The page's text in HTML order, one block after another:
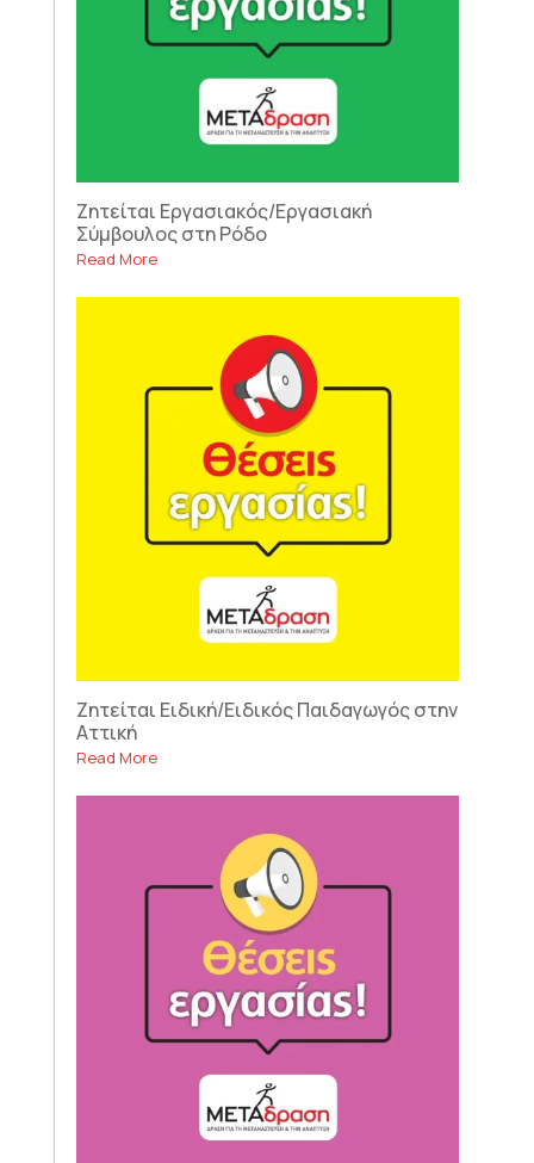
Ζητείται Εργασιακός/Εργασιακή
Σύμβουλος στη Ρόδο
Read More
Ζητείται Ειδική/Ειδικός Παιδαγωγός στην
Αττική
Read More